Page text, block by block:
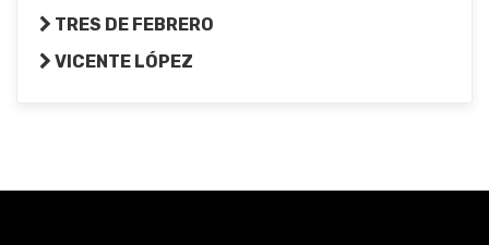
TRES DE FEBRERO
VICENTE LÓPEZ